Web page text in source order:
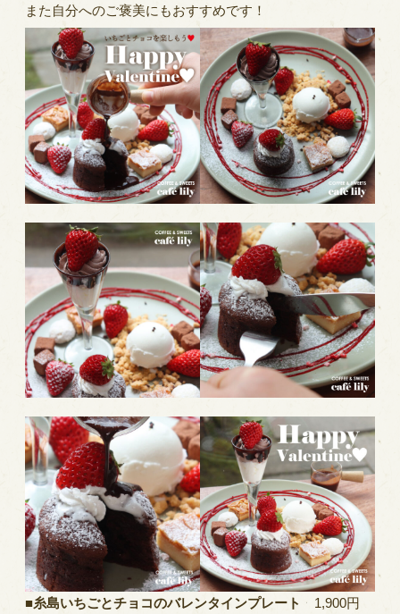
また自分へのご褒美にもおすすめです！
■糸島いちごとチョコのバレンタインプレート 1,900円